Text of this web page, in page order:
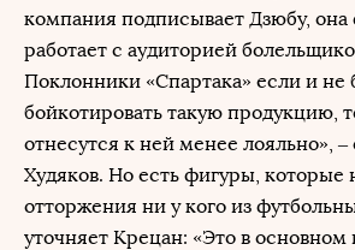
компания подписывает Дзюбу, она
работает с аудиторией
Поклонники «Спартака» если и не
бойкотировать такую продукцию,
отнесутся к ней менее лояльно», –
Худяков. Но есть фигуры, которые
отторжения ни у кого из
уточняет Крецан: «Это в основном